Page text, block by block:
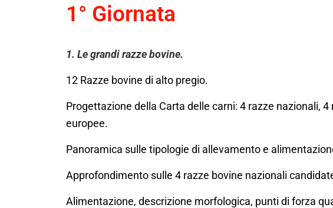
1° Giornata
1. Le grandi razze bovine.
12 Razze bovine di alto pregio.
Progettazione della Carta delle carni: 4 razze nazionali,
europee.
Panoramica sulle tipologie di allevamento e
Approfondimento sulle 4 razze bovine nazionali
Alimentazione, descrizione morfologica, punti di forza